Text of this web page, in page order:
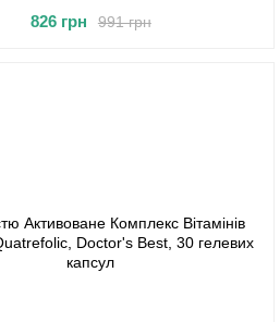
991 грн
826 грн